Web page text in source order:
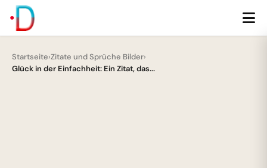
Startseite›Zitate und Sprüche Bilder›
Glück in der Einfachheit: Ein Zitat, das...